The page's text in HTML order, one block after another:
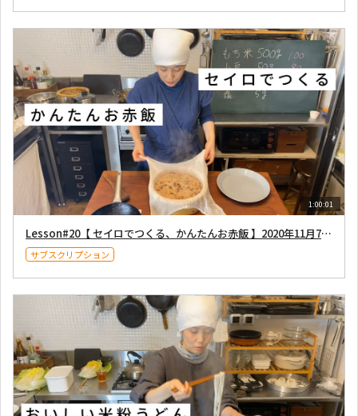
1:00:01
Lesson#20【 セイロでつくる、かんたんお赤飯 】2020年11月7日配信
サブスクリプション